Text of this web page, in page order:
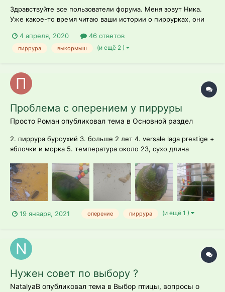
Здравствуйте все пользователи форума. Меня зовут Ника.
Уже какое-то время читаю ваши истории о пиррурках, они
ближайшее время, ищу заводчиков, звоню, пишу, достаю)
Хотела бы задать пару вопросов здесь, буду очень
4 апреля, 2020 46 ответов
пиррура выкормыш (и ещё 2 )
Проблема с оперением у пирруры
Просто Роман опубликовал тема в Основной раздел
2. пиррура буроухий 3. больше 2 лет 4. versale laga prestige +
яблочки и морка 5. температура около 23, сухо длина
крыле попугая. там где перья на крыле должно было быть
зеленым, оно стало серого цвета. Присмотрел...
19 января, 2021 оперение пиррура (и ещё 1 )
Нужен совет по выбору ?
NatalyaB опубликовал тема в Выбор птицы, вопросы о